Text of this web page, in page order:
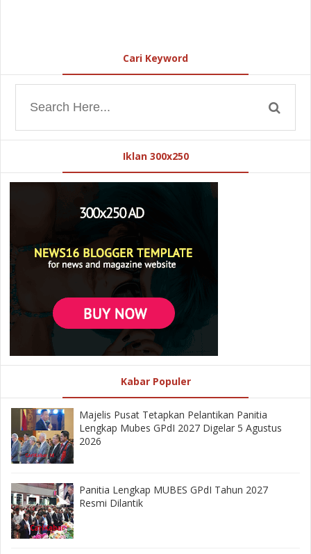
Cari Keyword
Iklan 300x250
Kabar Populer
Majelis Pusat Tetapkan Pelantikan Panitia
Lengkap Mubes GPdI 2027 Digelar 5 Agustus
2026
Panitia Lengkap MUBES GPdI Tahun 2027
Resmi Dilantik